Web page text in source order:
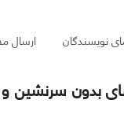
نویسندگان ارسال
بدون